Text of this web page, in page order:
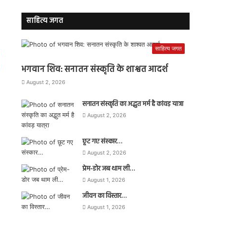
साहित्य जगत
साहित्य जगत
भगवान शिव: सनातन संस्कृति के शाश्वत आदर्श
August 2, 2026
सनातन संस्कृति का अद्भुत मर्म है कांवड़ यात्रा
August 2, 2026
छूट गए संस्कार…
August 2, 2026
प्रेम-डोर जब थाम ली…
August 1, 2026
जीवन का विस्तार…
August 1, 2026